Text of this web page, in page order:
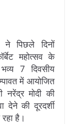
ने पिछले दिनों
महोत्सव के
7 दिवसीय
में आयोजित
नरेंद्र मोदी की
देने की दूरदर्शी
है।